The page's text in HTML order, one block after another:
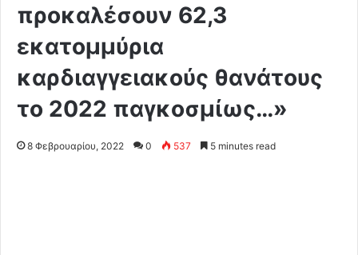
προκαλέσουν 62,3
εκατομμύρια
καρδιαγγειακούς θανάτους
το 2022 παγκοσμίως…»
8 Φεβρουαρίου, 2022 0 537 5 minutes read